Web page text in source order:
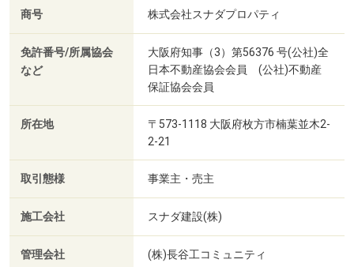
商号 株式会社スナダプロパティ
免許番号/所属協会
など
大阪府知事（3）第56376 号(公社)全
日本不動産協会会員 (公社)不動産
保証協会会員
所在地
〒573-1118 大阪府枚方市楠葉並木2-
2-21
取引態様 事業主・売主
施工会社 スナダ建設(株)
管理会社 (株)長谷工コミュニティ